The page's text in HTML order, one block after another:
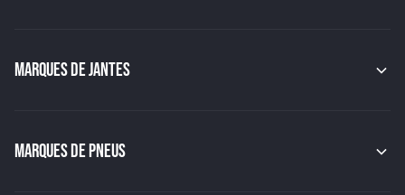
MARQUES DE JANTES
GMP
JAPAN RACING
MARQUES DE PNEUS